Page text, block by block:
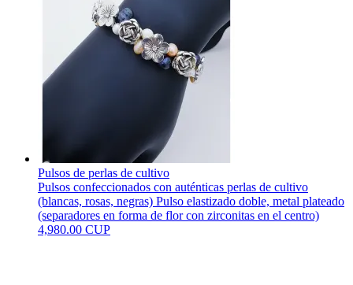
Pulsos de perlas de cultivo
Pulsos confeccionados con auténticas perlas de cultivo
(blancas, rosas, negras) Pulso elastizado doble, metal plateado
(separadores en forma de flor con zirconitas en el centro)
4,980.00 CUP